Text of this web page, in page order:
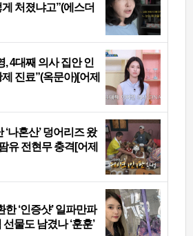
처졌냐고”(에스더
, 4대째 의사 집안 인
진료”(옥문아)[어제
나혼산’ 덩어리즈 왔
유 전현무 충격[어제
‘인증샷’ 일파만파
물도 남겼나 ‘훈훈’